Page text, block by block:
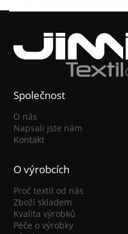
Společnost
O nás
Napsali jste nám
Kontakt
O výrobcích
Proč textil od nás
Zboží skladem
Kvalita výrobků
Péče o výrobky